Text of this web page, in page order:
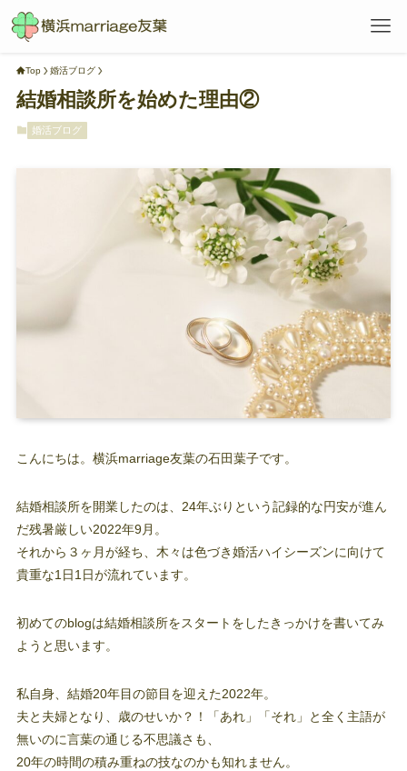
Top 婚活ブログ
結婚相談所を始めた理由②
婚活ブログ
こんにちは。横浜marriage友葉の石田葉子です。
結婚相談所を開業したのは、24年ぶりという記録的な円安が進ん
だ残暑厳しい2022年9月。
それから３ヶ月が経ち、木々は色づき婚活ハイシーズンに向けて
貴重な1日1日が流れています。
初めてのblogは結婚相談所をスタートをしたきっかけを書いてみ
ようと思います。
私自身、結婚20年目の節目を迎えた2022年。
夫と夫婦となり、歳のせいか？！「あれ」「それ」と全く主語が
無いのに言葉の通じる不思議さも、
20年の時間の積み重ねの技なのかも知れません。